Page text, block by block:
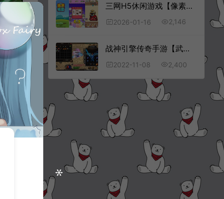
三网H5休闲游戏【像素谜图H5】1月最新整理Linux手工服务端+Win一键服务端+解压即玩+简易安卓客户端+详细搭建教程
2026-01-16 2,146
战神引擎传奇手游【武易归来三职业打金版】11月最新整理Win一键服务端+GM充值后台+安卓苹果双端+详细搭建教程
2022-11-08 2,400